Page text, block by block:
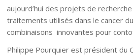
aujourd’hui des projets de
traitements utilisés dans le cancer
combinaisons innovantes pour
Philippe Pourquier est président du